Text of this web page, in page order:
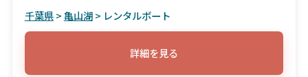
千葉県>亀山湖> レンタルボート
詳細を見る